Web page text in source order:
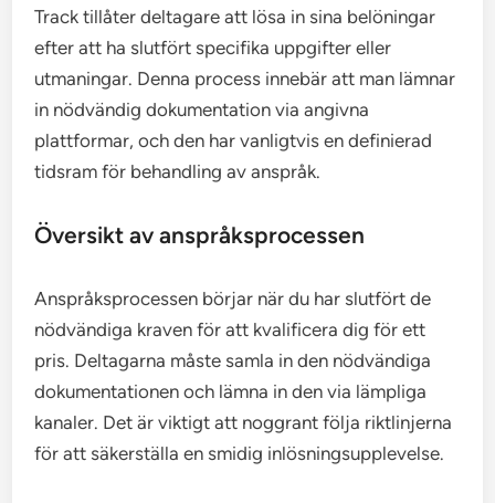
Track tillåter deltagare att lösa in sina belöningar
efter att ha slutfört specifika uppgifter eller
utmaningar. Denna process innebär att man lämnar
in nödvändig dokumentation via angivna
plattformar, och den har vanligtvis en definierad
tidsram för behandling av anspråk.
Översikt av anspråksprocessen
Anspråksprocessen börjar när du har slutfört de
nödvändiga kraven för att kvalificera dig för ett
pris. Deltagarna måste samla in den nödvändiga
dokumentationen och lämna in den via lämpliga
kanaler. Det är viktigt att noggrant följa riktlinjerna
för att säkerställa en smidig inlösningsupplevelse.